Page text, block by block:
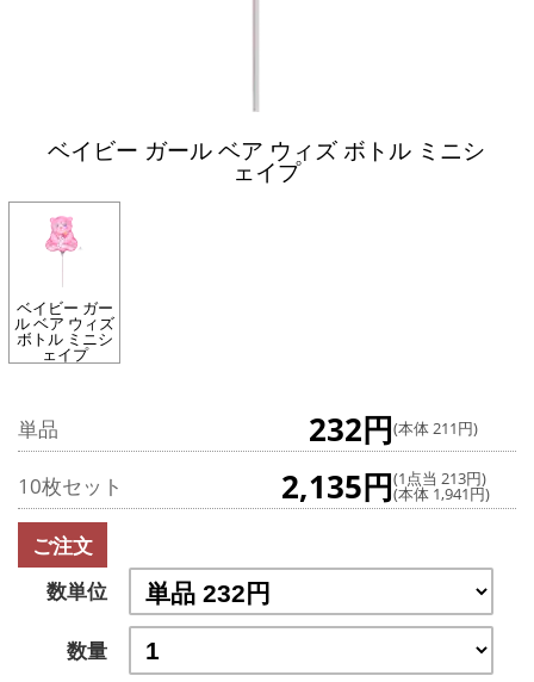
ベイビー ガール ベア ウィズ ボトル ミニシ
ェイプ
ベイビー ガー
ル ベア ウィズ
ボトル ミニシ
ェイプ
単品 232円(本体 211円)
10枚セット 2,135円(1点当 213円)
(本体 1,941円)
ご注文
数単位
数量